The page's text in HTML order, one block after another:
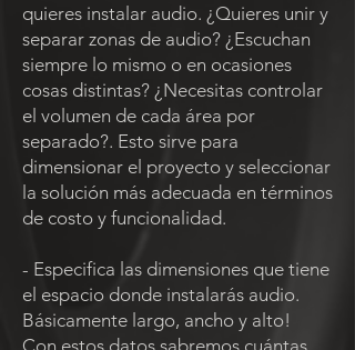
quieres instalar audio. ¿Quieres unir y
separar zonas de audio? ¿Escuchan
siempre lo mismo o en ocasiones
cosas distintas? ¿Necesitas controlar
el volumen de cada área por
separado?. Esto sirve para
dimensionar el proyecto y seleccionar
la solución más adecuada en términos
de costo y funcionalidad.
- Especifica las dimensiones que tiene
el espacio donde instalarás audio.
Básicamente largo, ancho y alto!
Con estos datos sabremos cuántas